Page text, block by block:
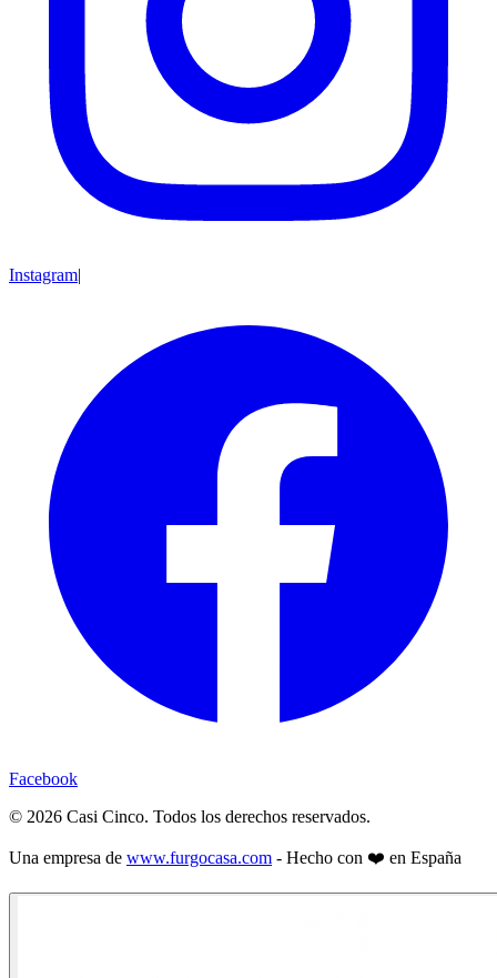
Instagram|
Facebook
© 2026 Casi Cinco. Todos los derechos reservados.
Una empresa de www.furgocasa.com - Hecho con ❤️ en España